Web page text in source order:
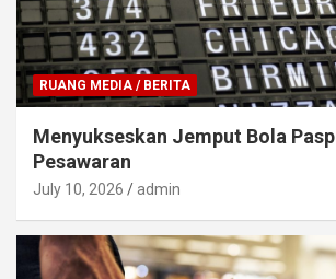
RUANG MEDIA / BERITA
Menyukseskan Jemput Bola
Pesawaran
July 10, 2026 admin